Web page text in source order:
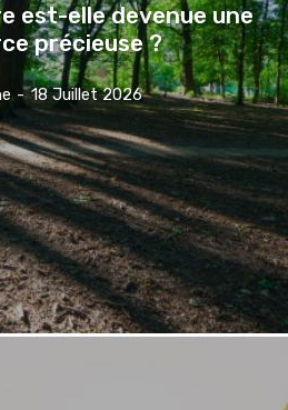
est-elle devenue une
précieuse ?
- 18 Juillet 2026